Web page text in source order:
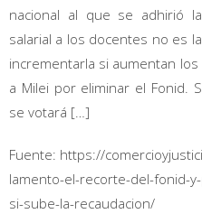
nacional al que se adhirió
salarial a los docentes no es
incrementarla si aumentan
a Milei por eliminar el Fonid.
se votará […]
Fuente: https://
lamento-el-recorte-del-fonid-
si-sube-la-recaudacion/